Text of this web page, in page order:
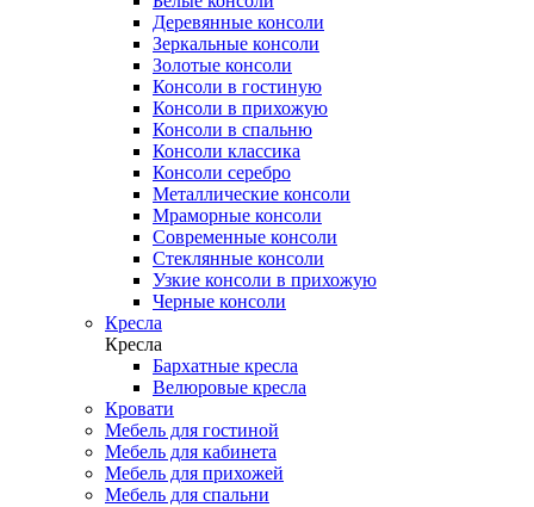
Деревянные консоли
Зеркальные консоли
Золотые консоли
Консоли в гостиную
Консоли в прихожую
Консоли в спальню
Консоли классика
Консоли серебро
Металлические консоли
Мраморные консоли
Современные консоли
Стеклянные консоли
Узкие консоли в прихожую
Черные консоли
Кресла
Кресла
Бархатные кресла
Велюровые кресла
Кровати
Мебель для гостиной
Мебель для кабинета
Мебель для прихожей
Мебель для спальни